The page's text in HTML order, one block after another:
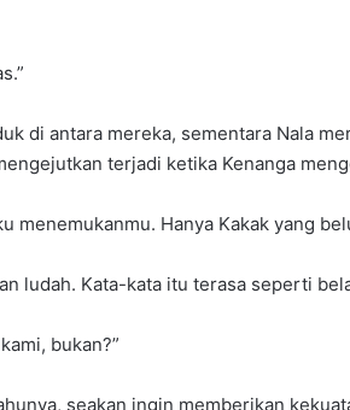
di antara mereka, sementara Nala
terjadi ketika Kenanga
menemukanmu. Hanya Kakak yang
ludah. Kata-kata itu terasa seperti
bukan?”
seakan ingin memberikan